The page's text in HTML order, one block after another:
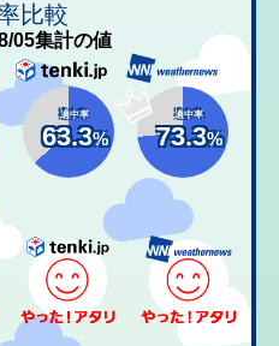
比較
05集計の値
適中率
63.3%
適中率
73.3%